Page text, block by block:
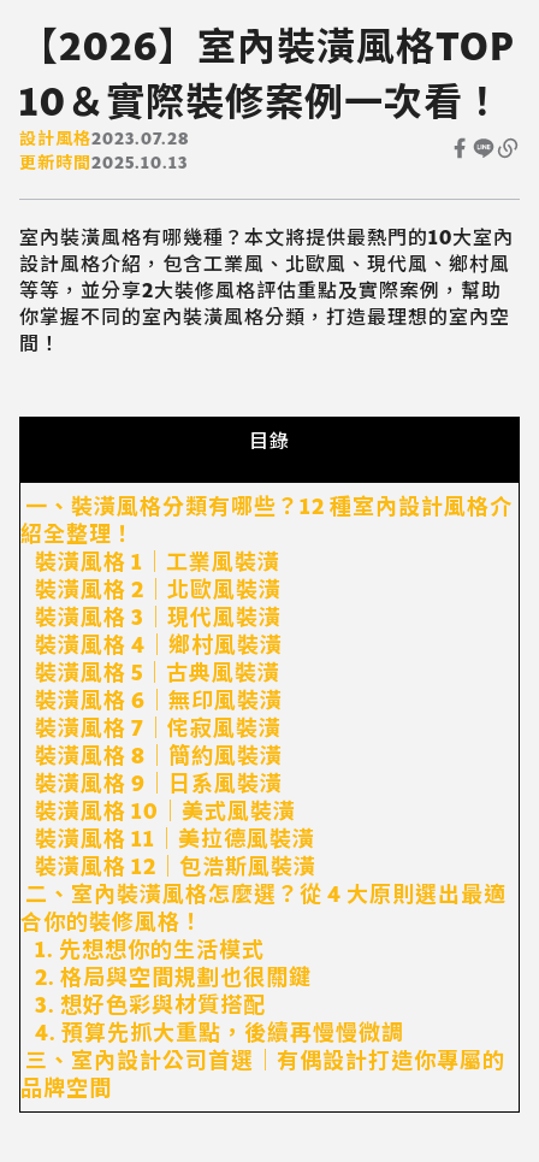
【2026】室內裝潢風格TOP
10＆實際裝修案例一次看！
設計風格2023.07.28
更新時間2025.10.13
室內裝潢風格有哪幾種？本文將提供最熱門的10大室內
設計風格介紹，包含工業風、北歐風、現代風、鄉村風
等等，並分享2大裝修風格評估重點及實際案例，幫助
你掌握不同的室內裝潢風格分類，打造最理想的室內空
間！
目錄
一、裝潢風格分類有哪些？12 種室內設計風格介
紹全整理！
裝潢風格 1｜工業風裝潢
裝潢風格 2｜北歐風裝潢
裝潢風格 3｜現代風裝潢
裝潢風格 4｜鄉村風裝潢
裝潢風格 5｜古典風裝潢
裝潢風格 6｜無印風裝潢
裝潢風格 7｜侘寂風裝潢
裝潢風格 8｜簡約風裝潢
裝潢風格 9｜日系風裝潢
裝潢風格 10｜美式風裝潢
裝潢風格 11｜美拉德風裝潢
裝潢風格 12｜包浩斯風裝潢
二、室內裝潢風格怎麼選？從 4 大原則選出最適
合你的裝修風格！
1. 先想想你的生活模式
2. 格局與空間規劃也很關鍵
3. 想好色彩與材質搭配
4. 預算先抓大重點，後續再慢慢微調
三、室內設計公司首選｜有偶設計打造你專屬的
品牌空間